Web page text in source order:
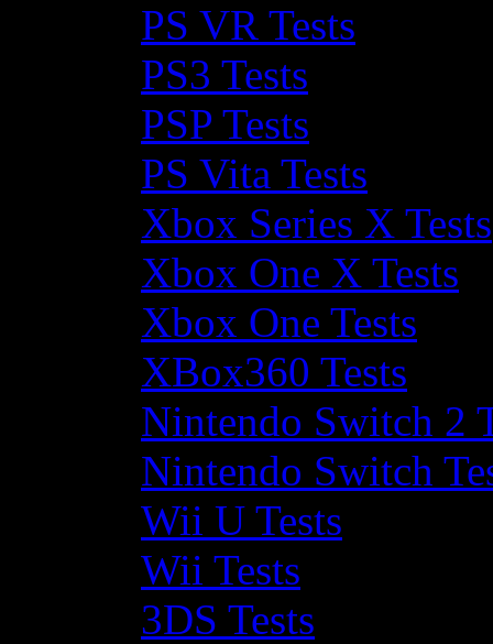
PS VR Tests
PS3 Tests
PSP Tests
PS Vita Tests
Xbox Series X Tests
Xbox One X Tests
Xbox One Tests
XBox360 Tests
Nintendo Switch 2
Nintendo Switch
Wii U Tests
Wii Tests
3DS Tests